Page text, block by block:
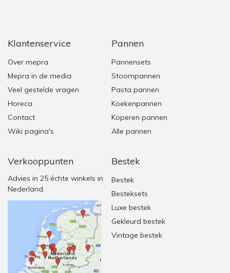
Klantenservice
Over mepra
Mepra in de media
Veel gestelde vragen
Horeca
Contact
Wiki pagina's
Verkooppunten
Advies in 25 échte winkels in
Nederland.
Pannen
Pannensets
Stoompannen
Pasta pannen
Koekenpannen
Koperen pannen
Alle pannen
Bestek
Bestek
Besteksets
Luxe bestek
Gekleurd bestek
Vintage bestek